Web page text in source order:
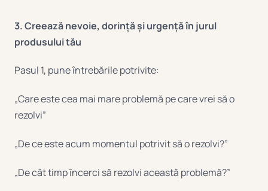
3. Creează nevoie, dorință și urgență în jurul
produsului tău
Pasul 1, pune întrebările potrivite:
„Care este cea mai mare problemă pe care vrei să o
rezolvi”
„De ce este acum momentul potrivit să o rezolvi?”
„De cât timp încerci să rezolvi această problemă?”